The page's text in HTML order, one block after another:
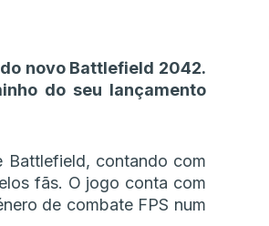
novo Battlefield 2042.
do seu lançamento
Battlefield, contando com
fãs. O jogo conta com
de combate FPS num